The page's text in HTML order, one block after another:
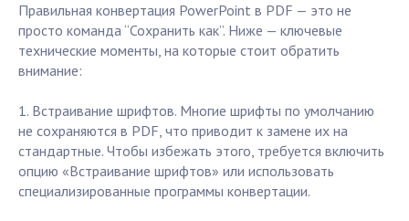
Правильная конвертация PowerPoint в PDF — это не
просто команда “Сохранить как”. Ниже — ключевые
технические моменты, на которые стоит обратить
внимание:
1. Встраивание шрифтов. Многие шрифты по умолчанию
не сохраняются в PDF, что приводит к замене их на
стандартные. Чтобы избежать этого, требуется включить
опцию «Встраивание шрифтов» или использовать
специализированные программы конвертации.